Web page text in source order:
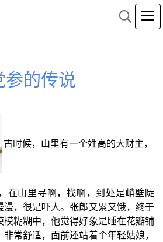
参的传说
古时候，山里有一个姓高的大财主，
在山里寻啊，找啊，到处是峭壁陡
，很是吓人。张郎又累又饿，终于
糊糊中，他觉得好象是睡在花瓣铺
常舒适，面前还站着个年轻姑娘，